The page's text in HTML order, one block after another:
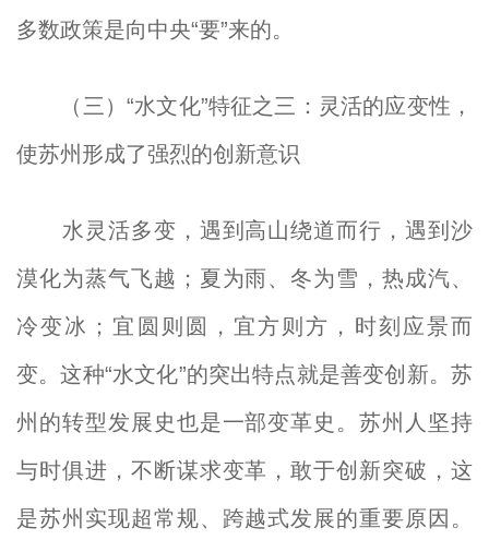
多数政策是向中央“要”来的。
（三）“水文化”特征之三：灵活的应变性，
使苏州形成了强烈的创新意识
水灵活多变，遇到高山绕道而行，遇到沙
漠化为蒸气飞越；夏为雨、冬为雪，热成汽、
冷变冰；宜圆则圆，宜方则方，时刻应景而
变。这种“水文化”的突出特点就是善变创新。苏
州的转型发展史也是一部变革史。苏州人坚持
与时俱进，不断谋求变革，敢于创新突破，这
是苏州实现超常规、跨越式发展的重要原因。